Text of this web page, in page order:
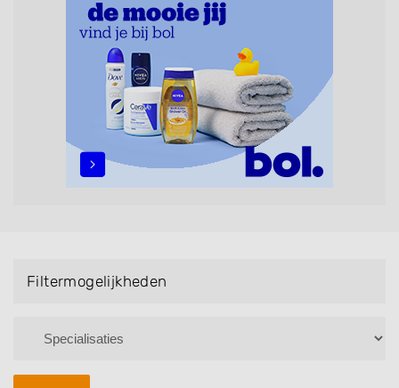
kunnen uw haren wassen, knippen, föhnen en kleuren,
maar ook helpen met extensions, balyage, invlechten,
opsteken, weave, een keratinebehandeling, een
permanent, een bruidkapsel, make-up & visagie,
epileren, schoonheidsbehandelingen, het trimmen van
een baard en pruiken. U kunt de zoekresultaten
filteren met behulp van de specialisatie filter en u
Filtermogelijkheden